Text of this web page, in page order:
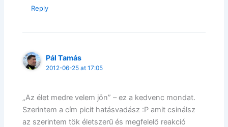
Reply
Pál Tamás
2012-06-25 at 17:05
„Az élet medre velem jön” – ez a kedvenc mondat.
Szerintem a cím picit hatásvadász :P amit csinálsz
az szerintem tök életszerű és megfelelő reakció